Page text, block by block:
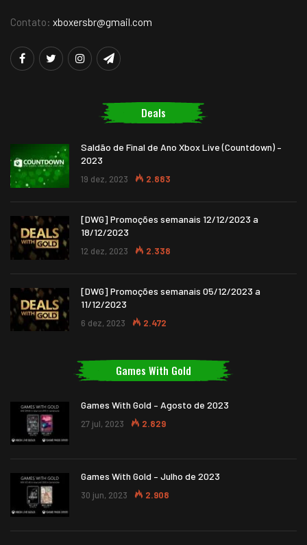
Contato: xboxersbr@gmail.com
Deals
Saldão de Final de Ano Xbox Live (Countdown) –
2023
19 dez, 2023 2.883
[DWG] Promoções semanais 12/12/2023 a
18/12/2023
12 dez, 2023 2.338
[DWG] Promoções semanais 05/12/2023 a
11/12/2023
6 dez, 2023 2.472
Games With Gold
Games With Gold – Agosto de 2023
27 jul, 2023 2.829
Games With Gold – Julho de 2023
30 jun, 2023 2.908